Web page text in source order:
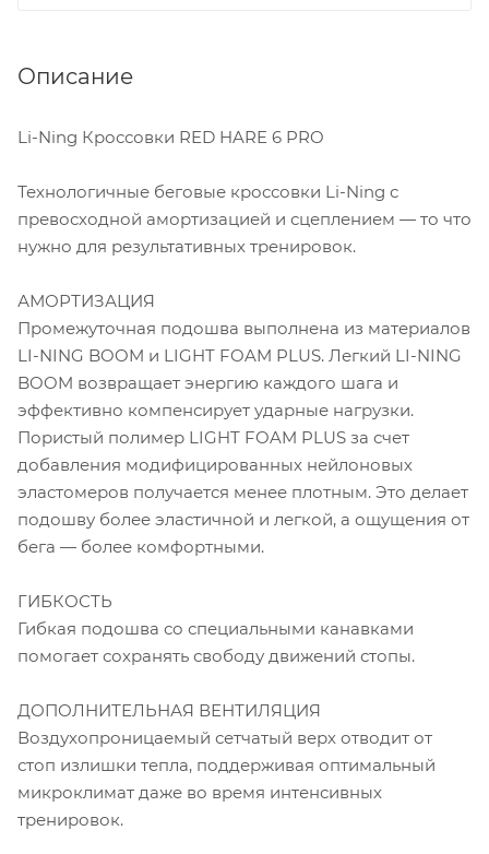
Описание
Li-Ning Кроссовки RED HARE 6 PRO
Технологичные беговые кроссовки Li-Ning с
превосходной амортизацией и сцеплением — то что
нужно для результативных тренировок.
АМОРТИЗАЦИЯ
Промежуточная подошва выполнена из материалов
LI-NING BOOM и LIGHT FOAM PLUS. Легкий LI-NING
BOOM возвращает энергию каждого шага и
эффективно компенсирует ударные нагрузки.
Пористый полимер LIGHT FOAM PLUS за счет
добавления модифицированных нейлоновых
эластомеров получается менее плотным. Это делает
подошву более эластичной и легкой, а ощущения от
бега — более комфортными.
ГИБКОСТЬ
Гибкая подошва со специальными канавками
помогает сохранять свободу движений стопы.
ДОПОЛНИТЕЛЬНАЯ ВЕНТИЛЯЦИЯ
Воздухопроницаемый сетчатый верх отводит от
стоп излишки тепла, поддерживая оптимальный
микроклимат даже во время интенсивных
тренировок.